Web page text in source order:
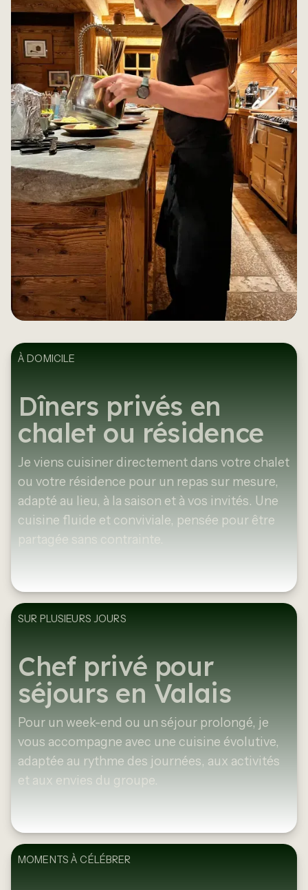
À DOMICILE
Dîners privés en
chalet ou résidence
Je viens cuisiner directement dans votre chalet
ou votre résidence pour un repas sur mesure,
adapté au lieu, à la saison et à vos invités. Une
cuisine fluide et conviviale, pensée pour être
partagée sans contrainte.
SUR PLUSIEURS JOURS
Chef privé pour
séjours en Valais
Pour un week-end ou un séjour prolongé, je
vous accompagne avec une cuisine évolutive,
adaptée au rythme des journées, aux activités
et aux envies du groupe.
MOMENTS À CÉLÉBRER